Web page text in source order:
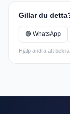
Gillar du
🟢 WhatsApp
Hjälp andra att